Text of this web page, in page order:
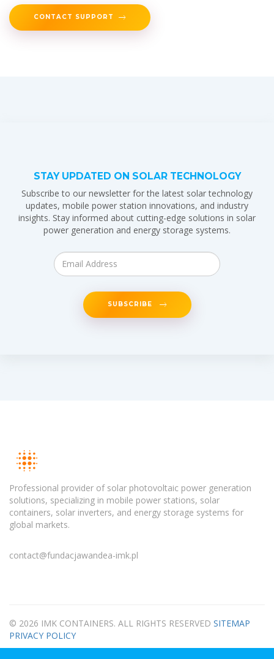
CONTACT SUPPORT
STAY UPDATED ON SOLAR TECHNOLOGY
Subscribe to our newsletter for the latest solar technology
updates, mobile power station innovations, and industry
insights. Stay informed about cutting-edge solutions in solar
power generation and energy storage systems.
SUBSCRIBE
Professional provider of solar photovoltaic power generation
solutions, specializing in mobile power stations, solar
containers, solar inverters, and energy storage systems for
global markets.
contact@fundacjawandea-imk.pl
© 2026 IMK CONTAINERS. ALL RIGHTS RESERVED SITEMAP
PRIVACY POLICY